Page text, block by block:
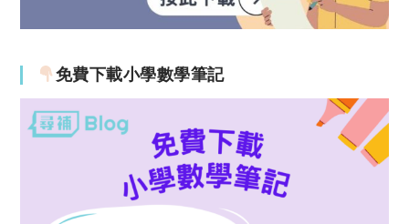
免費下載小學數學筆記